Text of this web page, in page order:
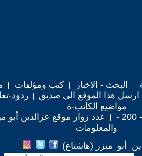
البحث - الاخبار كتب ومؤلفات
ارسل هذا الموقع الى صديق ردود-
مواضيع الكاتب-ة
عدد زوار موقع عزالدين أبو ميزر :
والمعلومات
(هاشتاغ)